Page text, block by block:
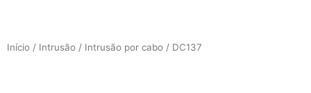
Início / Intrusão / Intrusão por cabo / DC137